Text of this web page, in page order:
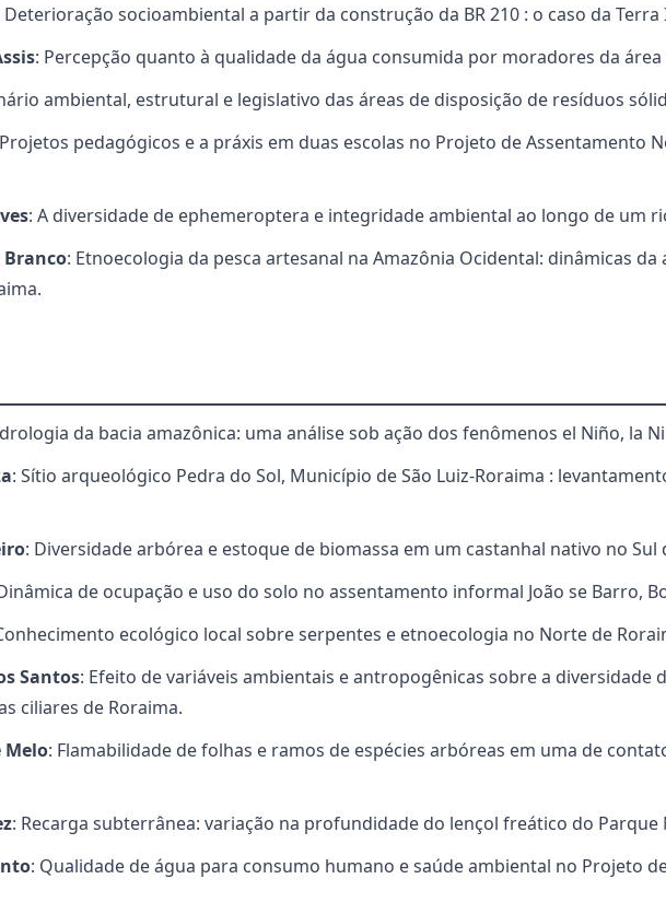
Deterioração socioambiental a partir da construção da BR 210 : o caso da
: Percepção quanto à qualidade da água consumida por moradores da
ambiental, estrutural e legislativo das áreas de disposição de resíduos
pedagógicos e a práxis em duas escolas no Projeto de Assentamento
: A diversidade de ephemeroptera e integridade ambiental ao longo de um
Branco: Etnoecologia da pesca artesanal na Amazônia Ocidental: dinâmicas
da bacia amazônica: uma análise sob ação dos fenômenos el Niño, la
: Sítio arqueológico Pedra do Sol, Município de São Luiz-Roraima :
: Diversidade arbórea e estoque de biomassa em um castanhal nativo no Sul
de ocupação e uso do solo no assentamento informal João se Barro,
ecológico local sobre serpentes e etnoecologia no Norte de
Santos: Efeito de variáveis ambientais e antropogênicas sobre a diversidade
ciliares de Roraima.
Melo: Flamabilidade de folhas e ramos de espécies arbóreas em uma de
: Recarga subterrânea: variação na profundidade do lençol freático do Parque
: Qualidade de água para consumo humano e saúde ambiental no Projeto